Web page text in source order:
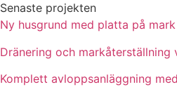
Senaste projekten
Ny husgrund med platta på
Dränering och markåterställning
Komplett avloppsanläggning